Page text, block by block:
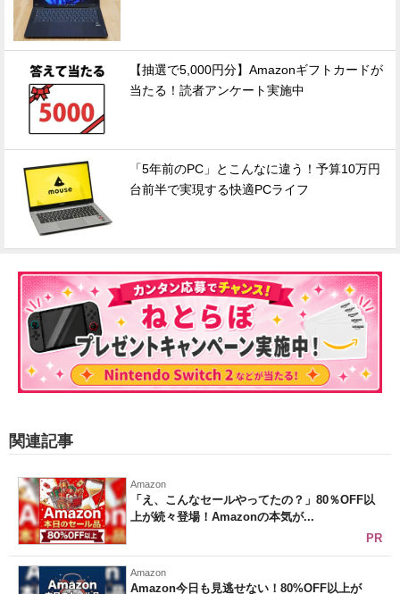
【抽選で5,000円分】Amazonギフトカードが
当たる！読者アンケート実施中
「5年前のPC」とこんなに違う！予算10万円
台前半で実現する快適PCライフ
関連記事
Amazon
「え、こんなセールやってたの？」80％OFF以
上が続々登場！Amazonの本気が...
PR
Amazon
Amazon今日も見逃せない！80%OFF以上が